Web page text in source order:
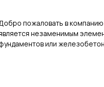
пожаловать в компанию
незаменимым
или